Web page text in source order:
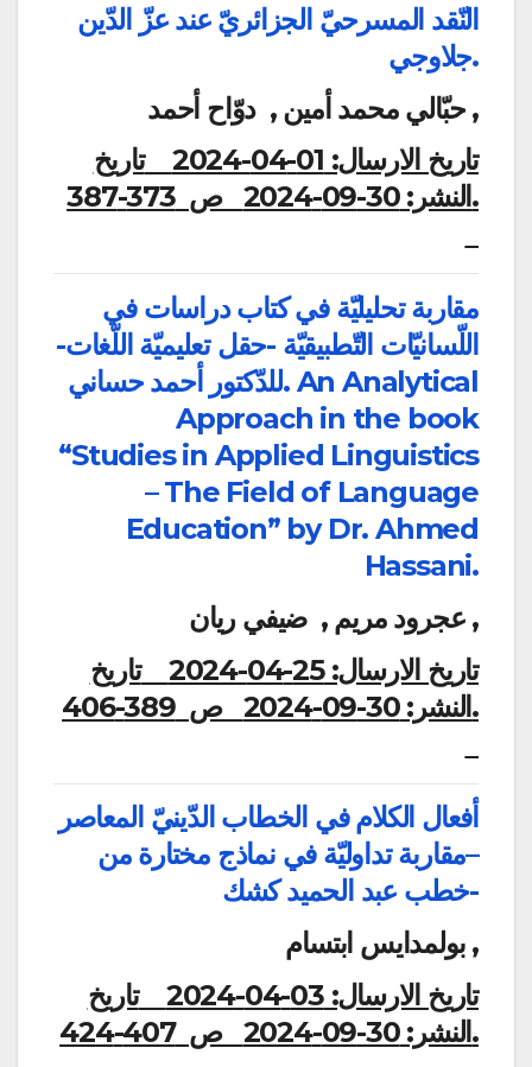
النّقد المسرحيّ الجزائريّ عند عزّ الدّين
جلاوجي.
حبّالي محمد أمين , دوّاح أحمد ,
تاريخ الارسال: 01-04-2024
تاريخ
النشر:30-09-2024 ص 373-387.
مقاربة تحليليّة في كتاب دراسات في
اللّسانيّات التّطبيقيّة -حقل تعليميّة اللّغات-
للدّكتور أحمد حساني. An Analytical
Approach in the book
“Studies in Applied Linguistics
– The Field of Language
Education” by Dr. Ahmed
Hassani.
عجرود مريم , ضيفي ريان ,
تاريخ الارسال:25-04-2024
تاريخ
النشر:30-09-2024 ص 389-406.
أفعال الكلام في الخطاب الدّينيّ المعاصر
–مقاربة تداوليّة في نماذج مختارة من
خطب عبد الحميد كشك-
بولمدايس ابتسام ,
تاريخ الارسال:03-04-2024
تاريخ
النشر:30-09-2024 ص 407-424.